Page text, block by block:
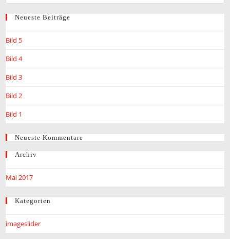
Neueste Beiträge
Bild 5
Bild 4
Bild 3
Bild 2
Bild 1
Neueste Kommentare
Archiv
Mai 2017
Kategorien
imageslider